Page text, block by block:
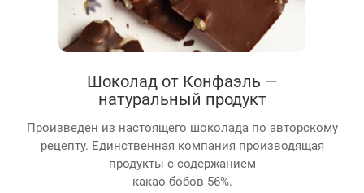
Шоколад от Конфаэль —
натуральный продукт
Произведен из настоящего шоколада по авторскому
рецепту. Единственная компания производящая
продукты с содержанием
какао-бобов 56%.